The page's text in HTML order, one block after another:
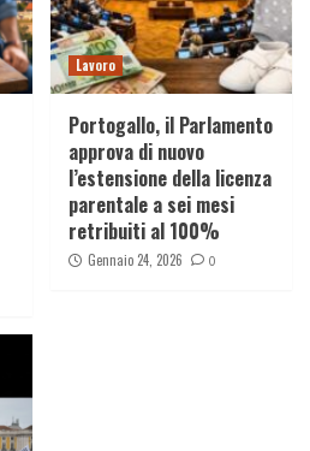
Lavoro
Portogallo, il Parlamento
approva di nuovo
l’estensione della licenza
parentale a sei mesi
retribuiti al 100%
Gennaio 24, 2026 0